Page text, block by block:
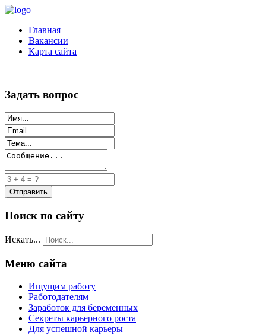
Главная
Вакансии
Карта сайта
Задать вопрос
Поиск по сайту
Искать...
Меню сайта
Ищущим работу
Работодателям
Заработок для беременных
Секреты карьерного роста
Для успешной карьеры